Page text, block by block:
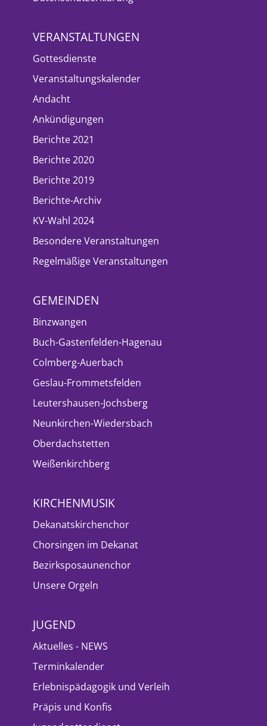
VERANSTALTUNGEN
Gottesdienste
Veranstaltungskalender
Andacht
Ankündigungen
Berichte 2021
Berichte 2020
Berichte 2019
Berichte-Archiv
KV-Wahl 2024
Besondere Veranstaltungen
Regelmäßige Veranstaltungen
GEMEINDEN
Binzwangen
Buch-Gastenfelden-Hagenau
Colmberg-Auerbach
Geslau-Frommetsfelden
Leutershausen-Jochsberg
Neunkirchen-Wiedersbach
Oberdachstetten
Weißenkirchberg
KIRCHENMUSIK
Dekanatskirchenchor
Chorsingen im Dekanat
Bezirksposaunenchor
Unsere Orgeln
JUGEND
Aktuelles - NEWS
Terminkalender
Erlebnispädagogik und Verleih
Präpis und Konfis